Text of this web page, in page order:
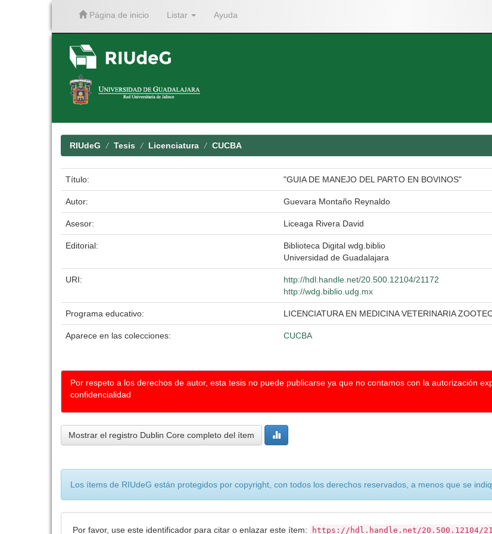
Página de inicio Listar Ayuda
RIUdeG Tesis Licenciatura CUCBA
Título: "GUIA DE MANEJO DEL PARTO EN BOVINOS"
Autor: Guevara Montaño Reynaldo
Asesor: Liceaga Rivera David
Editorial:
Biblioteca Digital wdg.biblio
Universidad de Guadalajara
URI:
http://hdl.handle.net/20.500.12104/21172
http://wdg.biblio.udg.mx
Programa educativo: LICENCIATURA EN MEDICINA VETERINARIA
Aparece en las colecciones: CUCBA
Por respeto a los derechos de autor, esta tesis no puede publicarse ya que no contamos con la autorización
confidencialidad
Mostrar el registro Dublin Core completo del ítem
Los ítems de RIUdeG están protegidos por copyright, con todos los derechos reservados, a menos que se
Por favor, use este identificador para citar o enlazar este ítem: https://hdl.handle.net/20.500.12104/